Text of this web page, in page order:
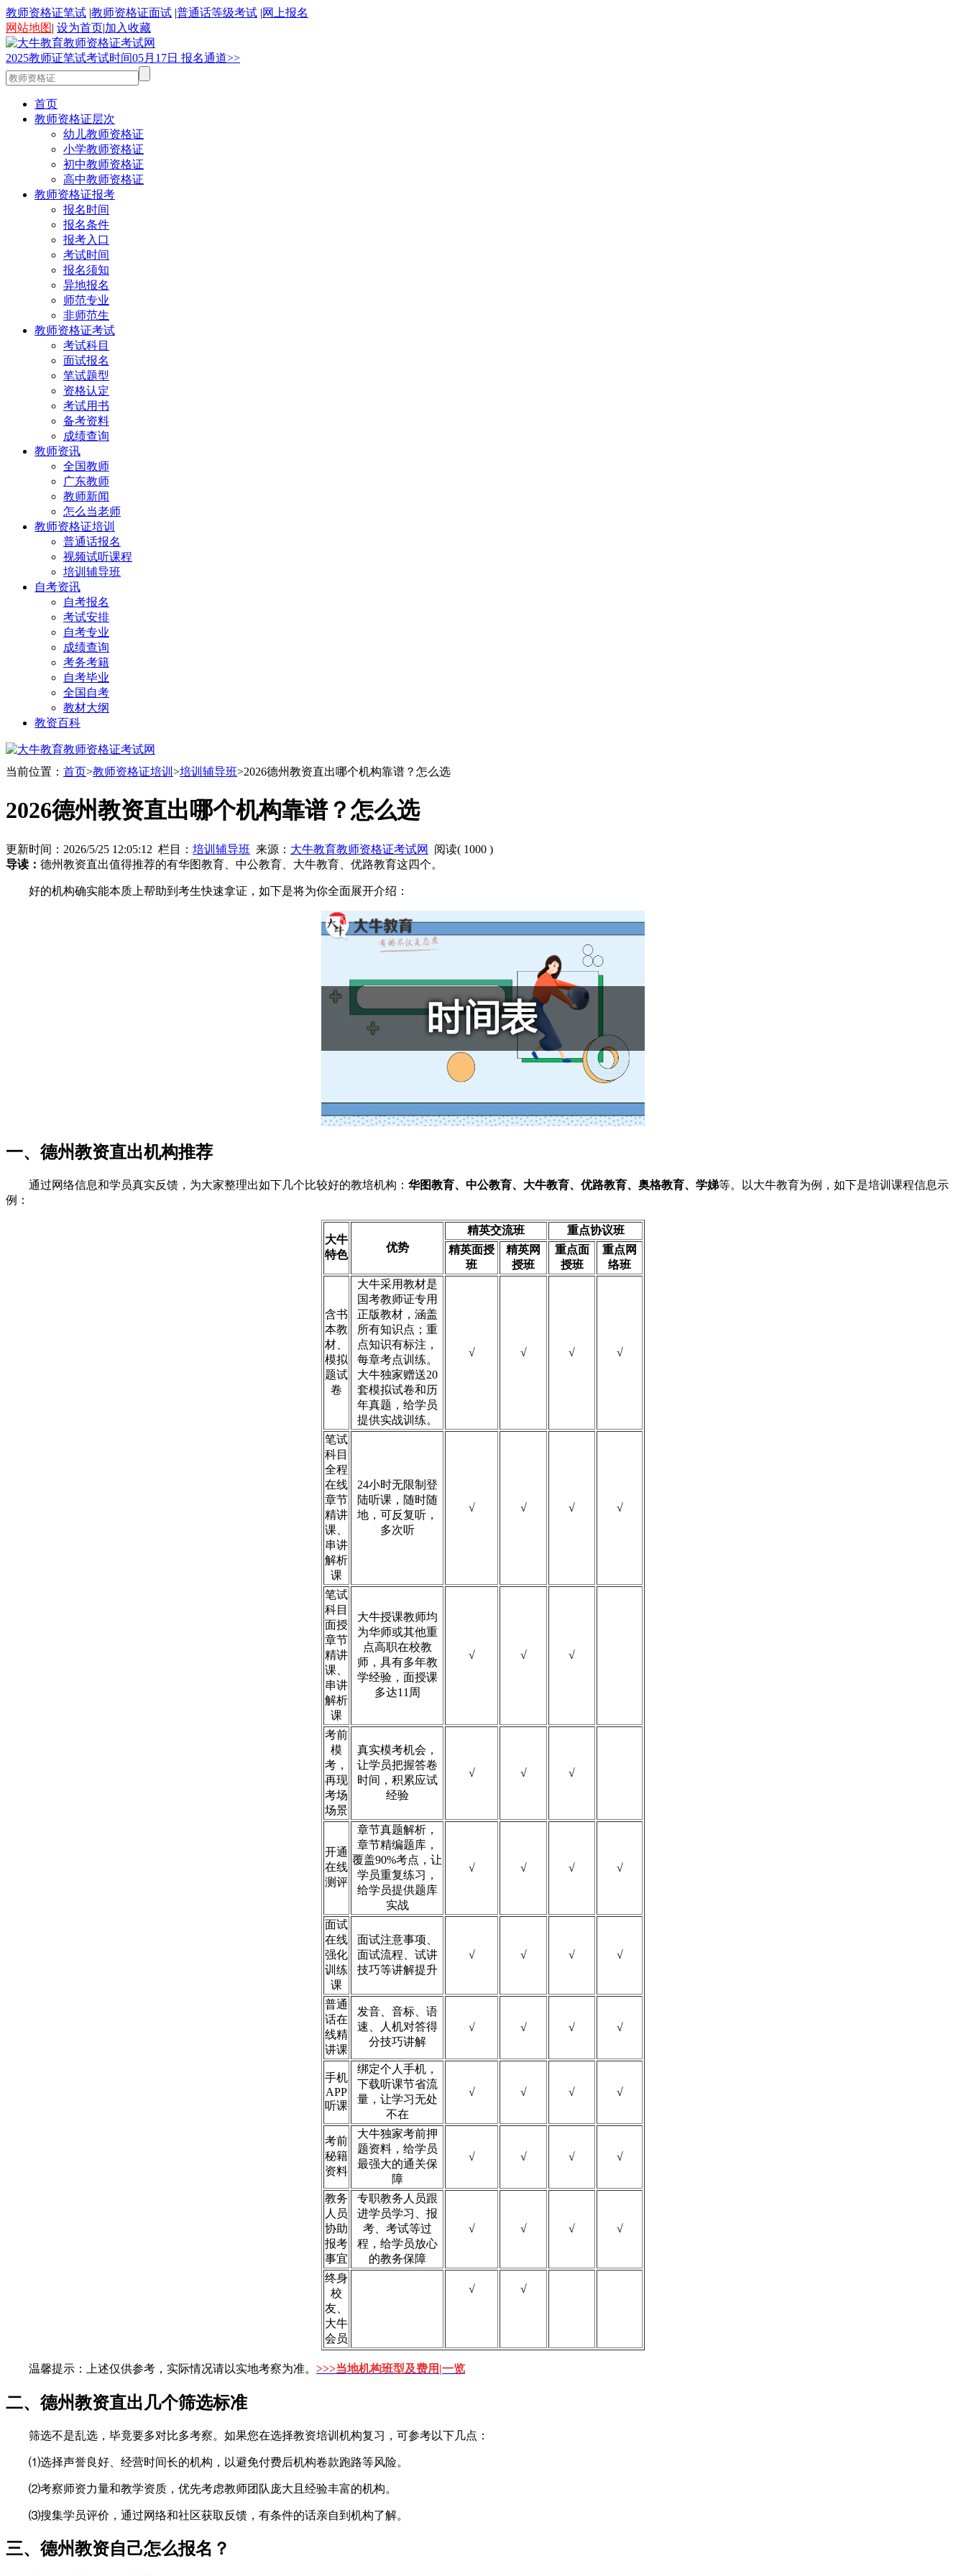
教师资格证笔试 |教师资格证面试 |普通话等级考试 |网上报名
网站地图| 设为首页|加入收藏
2025教师证笔试考试时间05月 17日 报名通道>>
首页
教师资格证层次
幼儿教师资格证
小学教师资格证
初中教师资格证
高中教师资格证
教师资格证报考
报名时间
报名条件
报考入口
考试时间
报名须知
异地报名
师范专业
非师范生
教师资格证考试
考试科目
面试报名
笔试题型
资格认定
考试用书
备考资料
成绩查询
教师资讯
全国教师
广东教师
教师新闻
怎么当老师
教师资格证培训
普通话报名
视频试听课程
培训辅导班
自考资讯
自考报名
考试安排
自考专业
成绩查询
考务考籍
自考毕业
全国自考
教材大纲
教资百科
当前位置： 首页>教师资格证培训 >培训辅导班>2026德州教资直出哪个机构靠谱？怎么选
2026德州教资直出哪个机构靠谱？怎么选
更新时间：2026/5/25 12:05:12 栏目： 培训辅导班 来源： 大牛教育教师资格证考试网 阅读( 1000 )
导读： 德州教资直出值得推荐的有华图教育、中公教育、大牛教育、优路教育这四个。
好的机构确实能本质上帮助到考生快速拿证，如下是将为你全面展开介绍：
一、德州教资直出机构推荐
通过网络信息和学员真实反馈，为大家整理出如下几个比较好的教培机构： 华图教育、中公教育、大牛教育、优路教育、奥格教育、学娣等。以大牛教育为例，如下是培训课程信息示
例：
大牛
特色
优势
精英交流班
重点协议班
精英面授
班
精英网
授班
重点面
授班
重点网
络班
含书
本教
材、
模拟
题试
卷
大牛采用教材是
国考教师证专用
正版教材，涵盖
所有知识点；重
点知识有标注，
每章考点训练。
大牛独家赠送20
套模拟试卷和历
年真题，给学员
提供实战训练。
√ √ √ √
笔试
科目
全程
在线
章节
精讲
课、
串讲
解析
课
24小时无限制登
陆听课，随时随
地，可反复听，
多次听
√ √ √ √
笔试
科目
面授
章节
精讲
课、
串讲
解析
课
大牛授课教师均
为华师或其他重
点高职在校教
师，具有多年教
学经验，面授课
多达11周
√ √ √
考前
模
考，
再现
考场
场景
真实模考机会，
让学员把握答卷
时间，积累应试
经验
√ √ √
开通
在线
测评
章节真题解析，
章节精编题库，
覆盖90%考点，让
学员重复练习，
给学员提供题库
实战
√ √ √ √
面试
在线
强化
训练
课
面试注意事项、
面试流程、试讲
技巧等讲解提升
√ √ √ √
普通
话在
线精
讲课
发音、音标、语
速、人机对答得
分技巧讲解
√ √ √ √
手机
APP
听课
绑定个人手机，
下载听课节省流
量，让学习无处
不在
√ √ √ √
考前
秘籍
资料
大牛独家考前押
题资料，给学员
最强大的通关保
障
√ √ √ √
教务
人员
协助
报考
事宜
专职教务人员跟
进学员学习、报
考、考试等过
程，给学员放心
的教务保障
√ √ √ √
终身
校
友、
大牛
会员
√ √
温馨提示：上述仅供参考，实际情况请以实地考察为准。 >>>当地机构班型及费用|一览
二、德州教资直出几个筛选标准
筛选不是乱选，毕竟要多对比多考察。如果您在选择教资培训机构复习，可参考以下几点：
⑴选择声誉良好、经营时间长的机构，以避免付费后机构卷款跑路等风险。
⑵考察师资力量和教学资质，优先考虑教师团队庞大且经验丰富的机构。
⑶搜集学员评价，通过网络和社区获取反馈，有条件的话亲自到机构了解。
三、德州教资自己怎么报名？